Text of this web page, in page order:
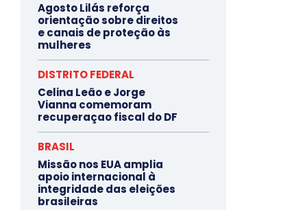
Agosto Lilás reforça
orientação sobre direitos
e canais de proteção às
mulheres
DISTRITO FEDERAL
Celina Leão e Jorge
Vianna comemoram
recuperaçao fiscal do DF
BRASIL
Missão nos EUA amplia
apoio internacional à
integridade das eleições
brasileiras